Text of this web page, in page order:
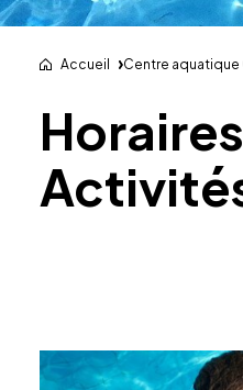
Accueil Centre aquatique